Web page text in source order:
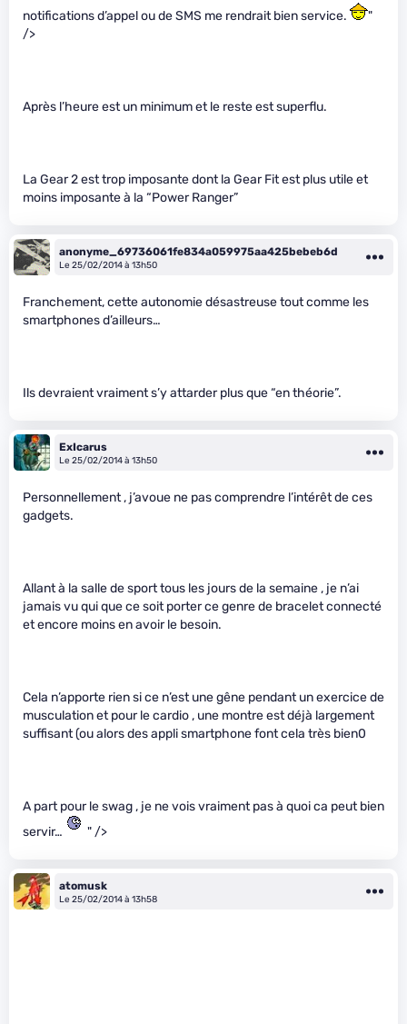
notifications d’appel ou de SMS me rendrait bien service.
"
/>
Après l’heure est un minimum et le reste est superflu.
La Gear 2 est trop imposante dont la Gear Fit est plus utile et
moins imposante à la “Power Ranger”
anonyme_69736061fe834a059975aa425bebeb6d
Le 25/02/2014 à 13h50
Franchement, cette autonomie désastreuse tout comme les
smartphones d’ailleurs…
Ils devraient vraiment s’y attarder plus que “en théorie”.
ExIcarus
Le 25/02/2014 à 13h50
Personnellement , j’avoue ne pas comprendre l’intérêt de ces
gadgets.
Allant à la salle de sport tous les jours de la semaine , je n’ai
jamais vu qui que ce soit porter ce genre de bracelet connecté
et encore moins en avoir le besoin.
Cela n’apporte rien si ce n’est une gêne pendant un exercice de
musculation et pour le cardio , une montre est déjà largement
suffisant (ou alors des appli smartphone font cela très bien0
A part pour le swag , je ne vois vraiment pas à quoi ca peut bien
servir…
" />
atomusk
Le 25/02/2014 à 13h58